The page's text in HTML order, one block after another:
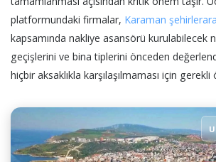
platformundaki firmalar, Karaman
kapsamında nakliye asansörü kurulabilecek
geçişlerini ve bina tiplerini önceden
hiçbir aksaklıkla karşılaşılmaması için gerekli